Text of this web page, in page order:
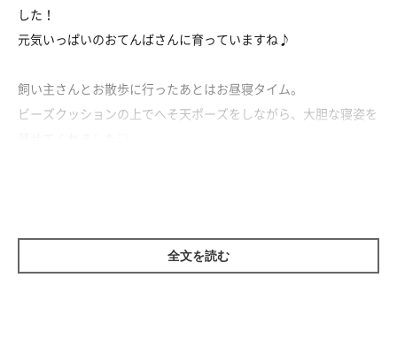
した！
元気いっぱいのおてんばさんに育っていますね♪
飼い主さんとお散歩に行ったあとはお昼寝タイム。
ビーズクッションの上でへそ天ポーズをしながら、大胆な寝姿を
全文を読む